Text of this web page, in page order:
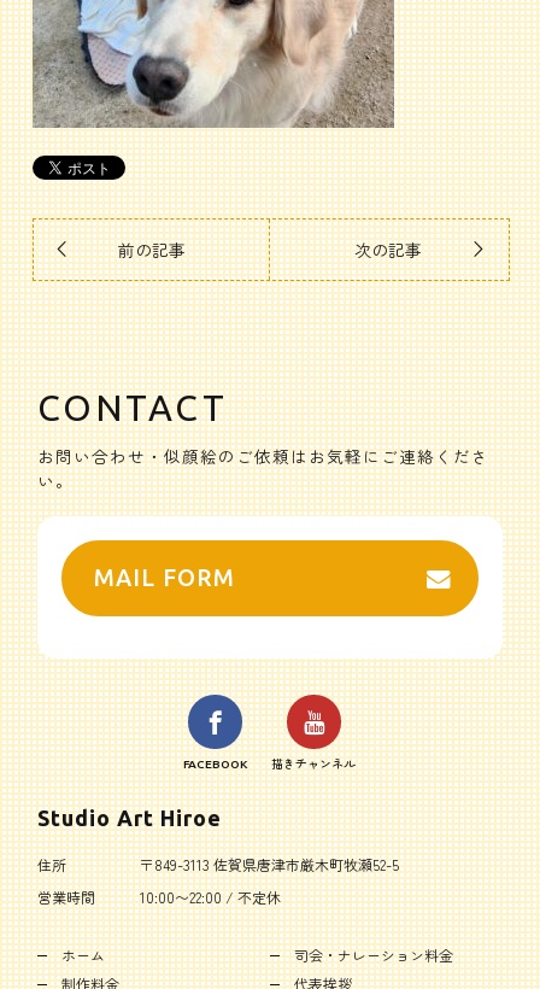
前の記事 次の記事
CONTACT
お問い合わせ・似顔絵のご依頼はお気軽にご連絡くださ
い。
MAIL FORM
FACEBOOK 描きチャンネル
Studio Art Hiroe
住所
〒849-3113 佐賀県唐津市厳木町牧瀬52-5
営業時間
10:00〜22:00 / 不定休
ホーム
制作料金
司会・ナレーション料金
代表挨拶